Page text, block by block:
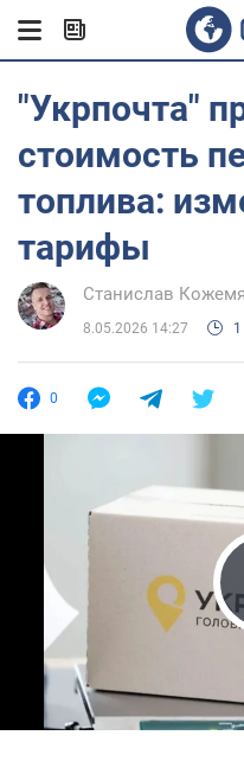
"Укрпочта"
стоимость
топлива:
тарифы
Станислав
8.05.2026 14:27
0